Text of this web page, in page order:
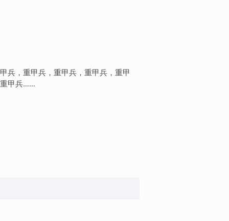
兵，重甲兵，重甲兵，重甲兵，重甲
重甲兵……